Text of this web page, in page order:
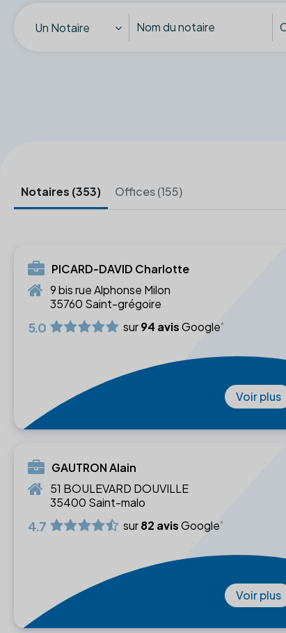
Un Notaire
Notaires (353) Offices (155)
PICARD-DAVID Charlotte
9 bis rue Alphonse Milon
35760 Saint-grégoire
5.0 sur94 avisGoogle
Voir plus
GAUTRON Alain
51 BOULEVARD DOUVILLE
35400 Saint-malo
4.7 sur82 avisGoogle
Voir plus